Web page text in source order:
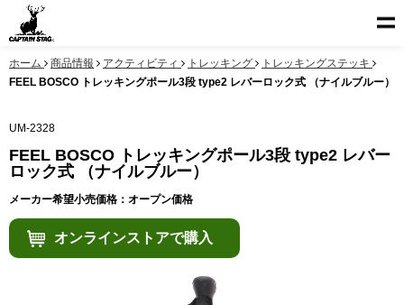
ホーム 商品情報 アクティビティ トレッキング
トレッキングステッキ
FEEL BOSCO トレッキングポール3段 type2 レバーロック式 （ナイルブルー）
UM-2328
FEEL BOSCO トレッキングポール3段 type2 レバー
ロック式 （ナイルブルー）
メーカー希望小売価格：オープン価格
オンラインストアで購入